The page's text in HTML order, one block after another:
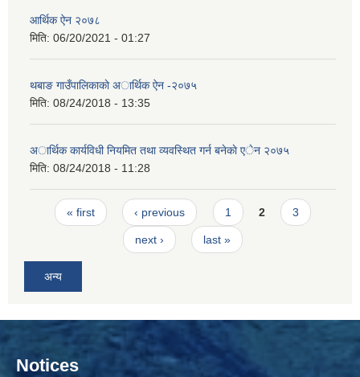
आर्थिक ऐन २०७८
मिति: 06/20/2021 - 01:27
थबाङ गाउँपालिकाकाे अार्थिक ऐन -२०७५
मिति: 08/24/2018 - 13:35
अार्थिक कार्यविधी नियमित तथा व्यवस्थित गर्न बनेकाे एेन २०७५
मिति: 08/24/2018 - 11:28
Pages
« first ‹ previous 1 2 3
next › last »
अन्य
Notices